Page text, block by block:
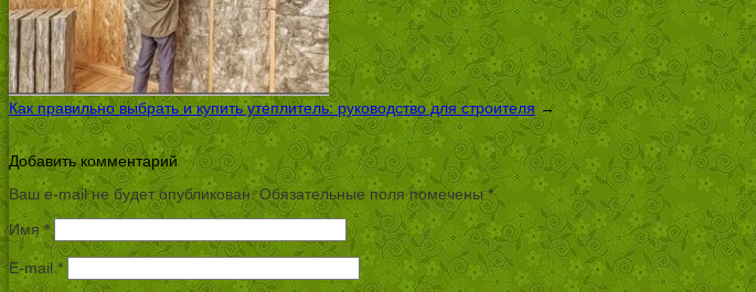
Как правильно выбрать и купить утеплитель: руководство для строителя →
Добавить комментарий
Ваш e-mail не будет опубликован.Обязательные поля помечены*
Имя*
E-mail*